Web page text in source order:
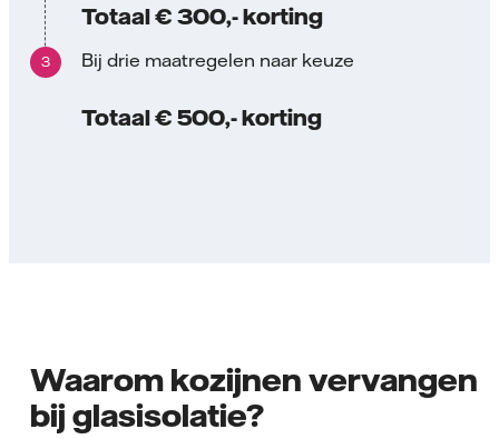
Totaal € 300,- korting
Bij drie maatregelen naar keuze
Totaal € 500,- korting
Waarom kozijnen vervangen
bij glasisolatie?